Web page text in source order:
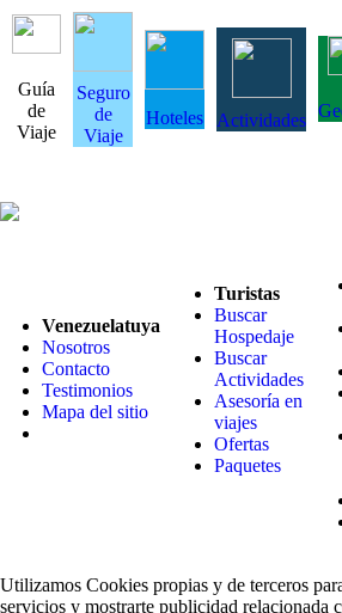
Guía
de
Viaje
Seguro
de
Viaje
Hoteles Actividades
Venezuelatuya
Nosotros
Contacto
Testimonios
Mapa del sitio
Turistas
Buscar
Hospedaje
Buscar
Actividades
Asesoría en
viajes
Ofertas
Paquetes
Utilizamos Cookies propias y de terceros
servicios y mostrarte publicidad relacionada